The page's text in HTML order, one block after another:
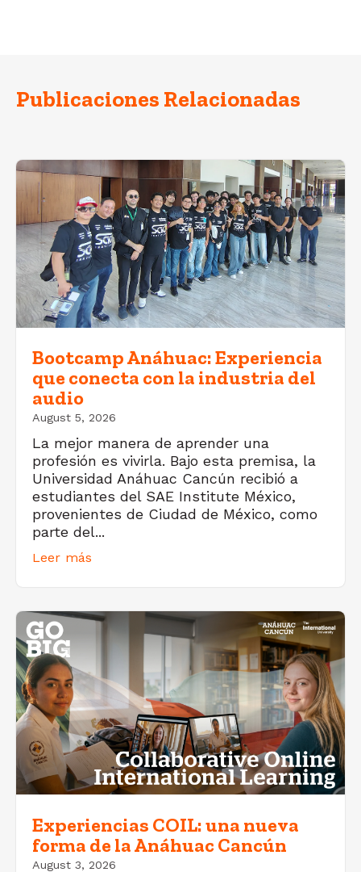
Publicaciones Relacionadas
Bootcamp Anáhuac: Experiencia
que conecta con la industria del
audio
August 5, 2026
La mejor manera de aprender una
profesión es vivirla. Bajo esta premisa, la
Universidad Anáhuac Cancún recibió a
estudiantes del SAE Institute México,
provenientes de Ciudad de México, como
parte del...
Leer más
Experiencias COIL: una nueva
forma de la Anáhuac Cancún
August 3, 2026